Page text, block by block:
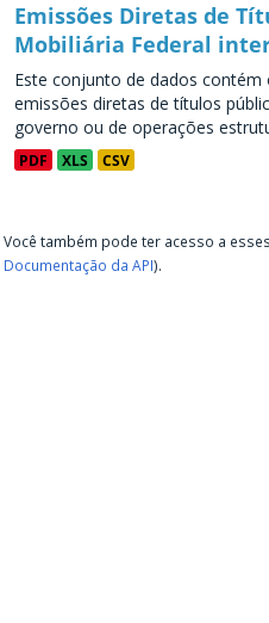
Emissões Diretas de
Mobiliária Federal
Este conjunto de dados
emissões diretas de títulos
governo ou de operações
PDF XLS CSV
Você também pode ter acesso a
Documentação da API).